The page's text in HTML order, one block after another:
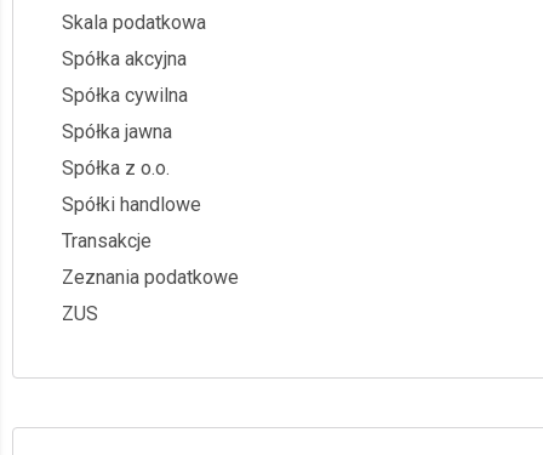
Skala podatkowa
Spółka akcyjna
Spółka cywilna
Spółka jawna
Spółka z o.o.
Spółki handlowe
Transakcje
Zeznania podatkowe
ZUS